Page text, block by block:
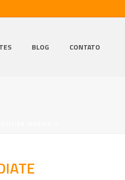
BLOG CONTATO